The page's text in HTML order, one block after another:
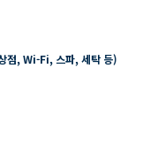
점, Wi-Fi, 스파, 세탁 등)